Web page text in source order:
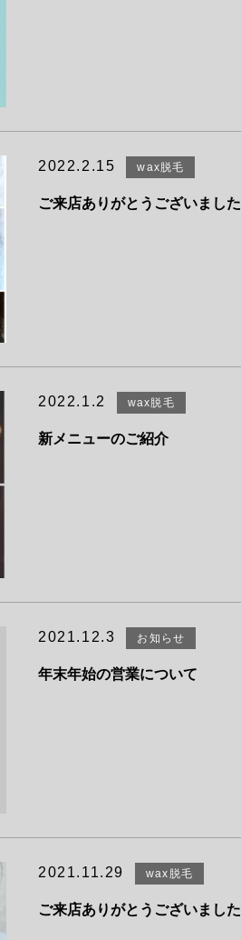
2022.2.15 wax脱毛
ご来店ありがとうございました
2022.1.2 wax脱毛
新メニューのご紹介
2021.12.3 お知らせ
年末年始の営業について
2021.11.29 wax脱毛
ご来店ありがとうございました